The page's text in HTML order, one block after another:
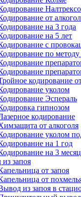
от
на 3 года
на 5 лет
с
по
кодирование
уколом
Эспераль
гипнозом
кодирование
от алкоголя
уколом
на 1 год
на 3
запоя
от запоя
от
из запоя в